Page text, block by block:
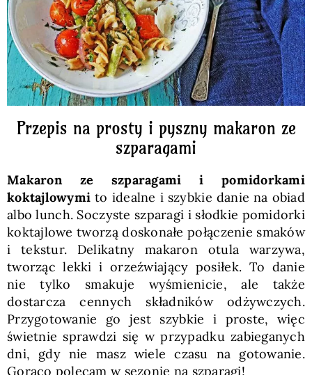
Przetwory
Posiłki
Zdrowo i fit
SKLEP
Polski
Przepis na prosty i pyszny makaron ze
szparagami
Makaron ze szparagami i pomidorkami
koktajlowymito idealne i szybkie danie na obiad
albo lunch. Soczyste szparagi i słodkie pomidorki
koktajlowe tworzą doskonałe połączenie smaków
i tekstur. Delikatny makaron otula warzywa,
tworząc lekki i orzeźwiający posiłek. To danie
nie tylko smakuje wyśmienicie, ale także
dostarcza cennych składników odżywczych.
Przygotowanie go jest szybkie i proste, więc
świetnie sprawdzi się w przypadku zabieganych
dni, gdy nie masz wiele czasu na gotowanie.
Gorąco polecam w sezonie na szparagi!